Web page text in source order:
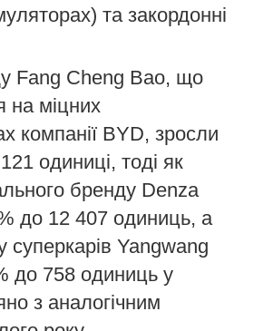
та закордонні
Fang Cheng Bao, що
на міцних
компанії BYD, зросли
одиниці, тоді як
бренду Denza
до 12 407 одиниць, а
суперкарів Yangwang
до 758 одиниць у
з аналогічним